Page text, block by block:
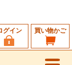
買い物かご
グイン